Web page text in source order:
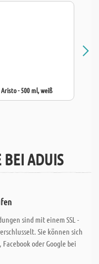
- 500 ml, weiß
BEI ADUIS
sind mit einem SSL -
Sie können sich
oder Google bei